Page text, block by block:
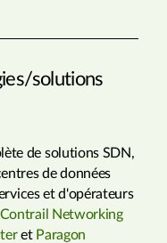
solutions
de solutions SDN,
de données
et d'opérateurs
Contrail Networking
et Paragon